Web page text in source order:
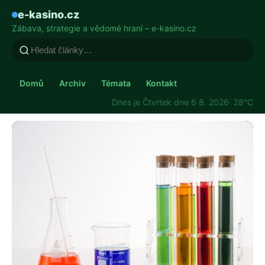
e-kasino.cz
Zábava, strategie a vědomé hraní – e-kasino.cz
Domů Archiv Témata
Kontakt
Dnes je Čtvrtek dne 6 8. 2026· 28°C